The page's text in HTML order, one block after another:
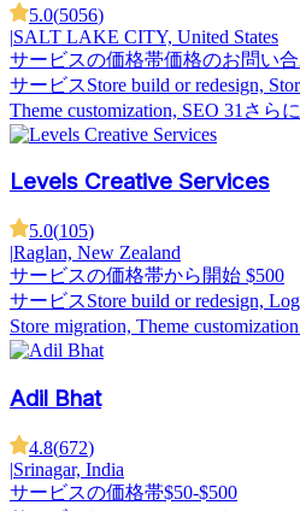
5.0(5056)
|SALT LAKE CITY, United States
サービスの価格帯価格のお問い
サービスStore build or redesign,
Theme customization, SEO 31さら
Levels Creative Services
5.0(105)
|Raglan, New Zealand
サービスの価格帯から開始 $500
サービスStore build or redesign,
Store migration, Theme customization
Adil Bhat
4.8(672)
|Srinagar, India
サービスの価格帯$50-$500